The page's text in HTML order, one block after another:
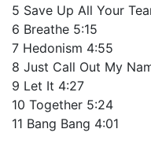
5 Save Up All Your
6 Breathe 5:15
7 Hedonism 4:55
8 Just Call Out My
9 Let It 4:27
10 Together 5:24
11 Bang Bang 4:01